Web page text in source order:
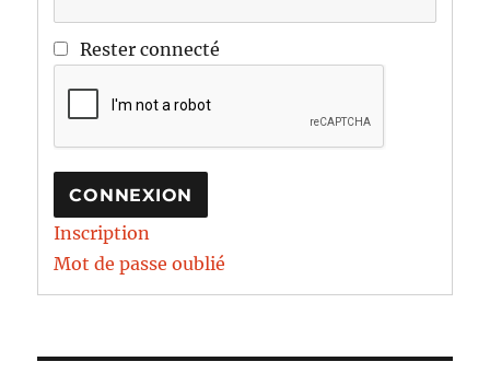
Rester connecté
CONNEXION
Inscription
Mot de passe oublié